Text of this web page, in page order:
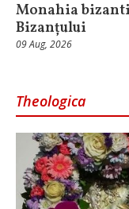
Monahia
Bizanțului
09 Aug, 2026
Theologica